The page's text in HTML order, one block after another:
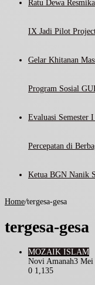
Ratu Dewa
IX Jadi Pilot
Gelar Khitanan
Program Sosial
Evaluasi Semester
Percepatan di
Ketua BGN Nanik
Home/tergesa-gesa
tergesa-gesa
MOZAIK ISLAM
Novi Amanah3 Mei
0 1,135